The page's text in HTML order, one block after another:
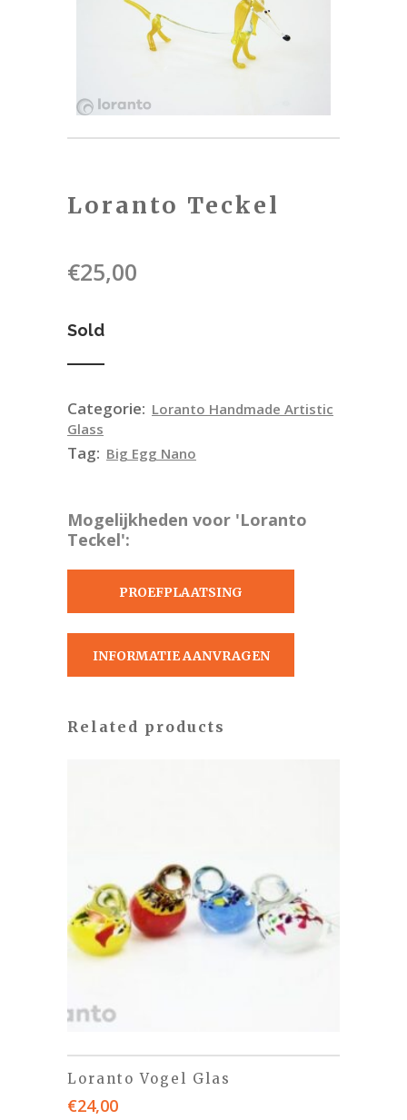
Loranto Teckel
€25,00
Sold
Categorie: Loranto Handmade Artistic
Glass
Tag: Big Egg Nano
Mogelijkheden voor 'Loranto
Teckel':
PROEFPLAATSING
INFORMATIE AANVRAGEN
Related products
Loranto Vogel Glas
€24,00